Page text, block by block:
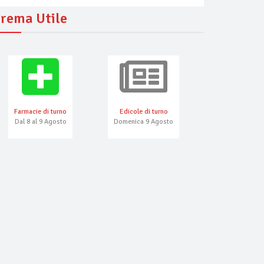
Utile
Farmacie di turno
Dal 8 al 9 Agosto
Edicole di turno
Domenica 9 Agosto